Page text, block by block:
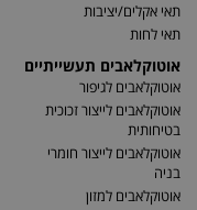
תאי אקלים/יציבות
תאי לחות
אוטוקלאבים תעשייתיים
אוטוקלאבים לגיפור
אוטוקלאבים לייצור זכוכית
בטיחותית
אוטוקלאבים לייצור חומרי
בניה
אוטוקלאבים למזון